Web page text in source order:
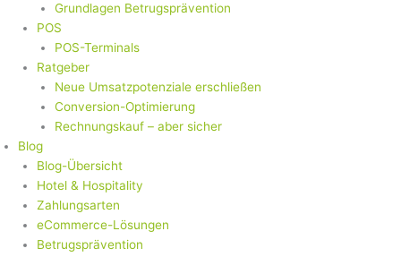
Grundlagen Betrugsprävention
POS
POS-Terminals
Ratgeber
Neue Umsatzpotenziale erschließen
Conversion-Optimierung
Rechnungskauf – aber sicher
Blog
Blog-Übersicht
Hotel & Hospitality
Zahlungsarten
eCommerce-Lösungen
Betrugsprävention